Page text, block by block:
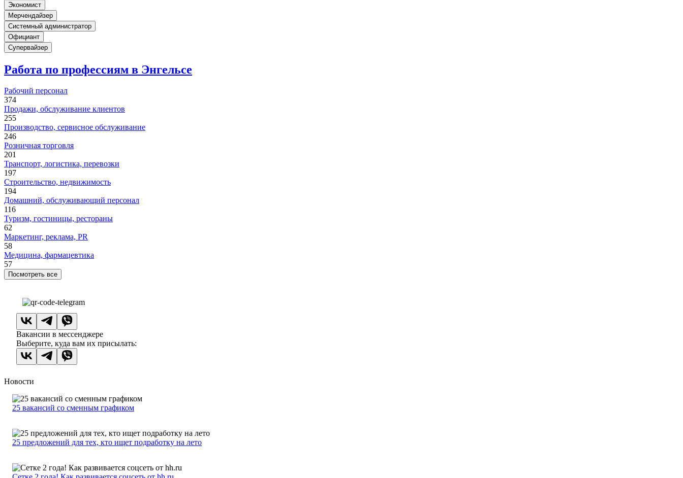
Экономист
Мерчендайзер
Системный администратор
Официант
Супервайзер
Работа по профессиям в Энгельсе
Рабочий персонал
374
Продажи, обслуживание клиентов
255
Производство, сервисное обслуживание
246
Розничная торговля
201
Транспорт, логистика, перевозки
197
Строительство, недвижимость
194
Домашний, обслуживающий персонал
116
Туризм, гостиницы, рестораны
62
Маркетинг, реклама, PR
58
Медицина, фармацевтика
57
Посмотреть все
Вакансии в мессенджере
Выберите, куда вам их присылать:
Новости
25 вакансий со сменным графиком
25 предложений для тех, кто ищет подработку на лето